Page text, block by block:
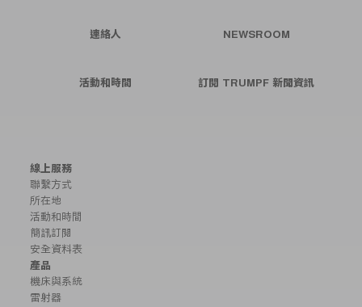
連絡人 NEWSROOM
活動和時間 訂閱 TRUMPF 新聞資訊
線上服務
聯繫方式
所在地
活動和時間
簡訊訂閱
安全資料表
產品
機床與系統
雷射器